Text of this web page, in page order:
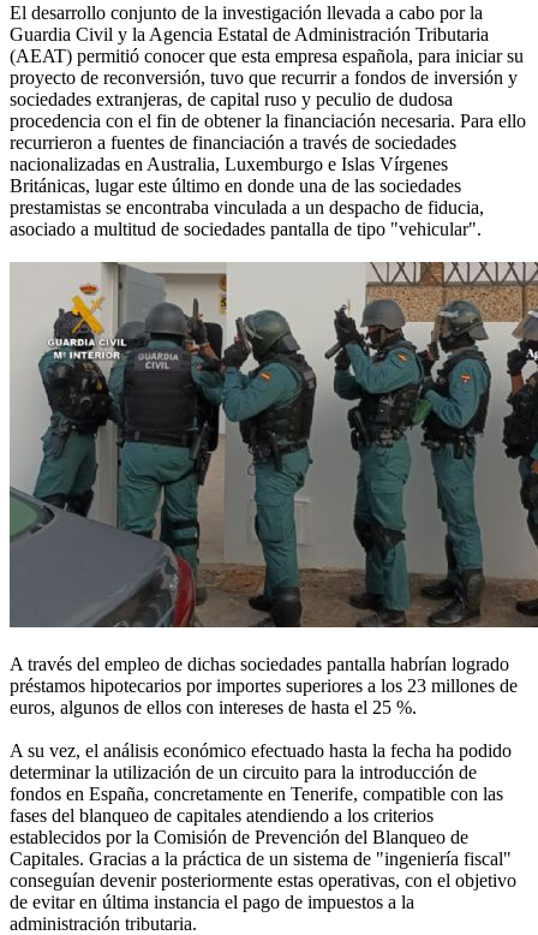
El desarrollo conjunto de la investigación llevada a cabo por la
Guardia Civil y la Agencia Estatal de Administración Tributaria
(AEAT) permitió conocer que esta empresa española, para iniciar su
proyecto de reconversión, tuvo que recurrir a fondos de inversión y
sociedades extranjeras, de capital ruso y peculio de dudosa
procedencia con el fin de obtener la financiación necesaria. Para ello
recurrieron a fuentes de financiación a través de sociedades
nacionalizadas en Australia, Luxemburgo e Islas Vírgenes
Británicas, lugar este último en donde una de las sociedades
prestamistas se encontraba vinculada a un despacho de fiducia,
asociado a multitud de sociedades pantalla de tipo "vehicular".
A través del empleo de dichas sociedades pantalla habrían logrado
préstamos hipotecarios por importes superiores a los 23 millones de
euros, algunos de ellos con intereses de hasta el 25 %.
A su vez, el análisis económico efectuado hasta la fecha ha podido
determinar la utilización de un circuito para la introducción de
fondos en España, concretamente en Tenerife, compatible con las
fases del blanqueo de capitales atendiendo a los criterios
establecidos por la Comisión de Prevención del Blanqueo de
Capitales. Gracias a la práctica de un sistema de "ingeniería fiscal"
conseguían devenir posteriormente estas operativas, con el objetivo
de evitar en última instancia el pago de impuestos a la
administración tributaria.